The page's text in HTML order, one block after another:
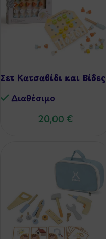
Σετ Κατσαβίδι και Βίδες
Διαθέσιμo
20,00 €